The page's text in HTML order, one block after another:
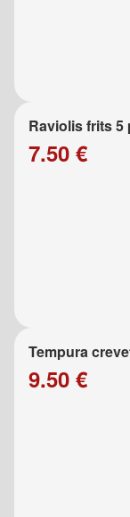
Raviolis frits 5
7.50 €
Tempura
9.50 €